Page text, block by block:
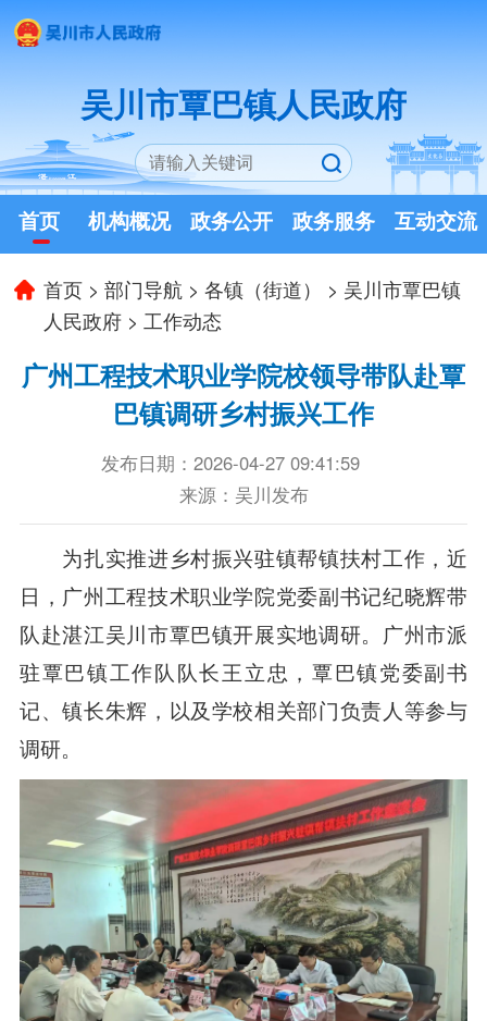
吴川市覃巴镇人民政府
首页 机构概况 政务公开 政务服务 互动交流
首页 >部门导航 >各镇（街道） > 吴川市覃巴镇
人民政府 > 工作动态
广州工程技术职业学院校领导带队赴覃
巴镇调研乡村振兴工作
发布日期：2026-04-27 09:41:59
来源：吴川发布
为扎实推进乡村振兴驻镇帮镇扶村工作，近
日，广州工程技术职业学院党委副书记纪晓辉带
队赴湛江吴川市覃巴镇开展实地调研。广州市派
驻覃巴镇工作队队长王立忠，覃巴镇党委副书
记、镇长朱辉，以及学校相关部门负责人等参与
调研。